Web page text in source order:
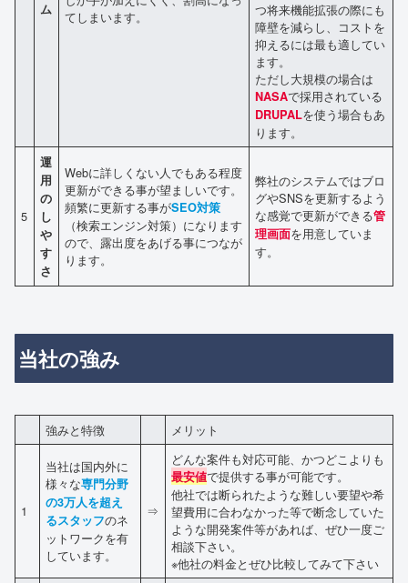
ム
てしまいます。
つ将来機能拡張の際にも
障壁を減らし、コストを
抑えるには最も適してい
ます。
ただし大規模の場合は
NASAで採用されている
DRUPALを使う場合もあ
ります。
5
運
用
の
し
や
す
さ
Webに詳しくない人でもある程度
更新ができる事が望ましいです。
頻繁に更新する事がSEO対策
（検索エンジン対策）になります
ので、露出度をあげる事につなが
ります。
弊社のシステムではブロ
グやSNSを更新するよう
な感覚で更新ができる管
理画面を用意していま
す。
当社の強み
強みと特徴 メリット
1
当社は国内外に
様々な専門分野
の3万人を超え
るスタッフのネ
ットワークを有
しています。
⇒
どんな案件も対応可能、かつどこよりも
最安値で提供する事が可能です。
他社では断られたような難しい要望や希
望費用に合わなかった等で断念していた
ような開発案件等があれば、ぜひ一度ご
相談下さい。
※他社の料金とぜひ比較してみて下さい